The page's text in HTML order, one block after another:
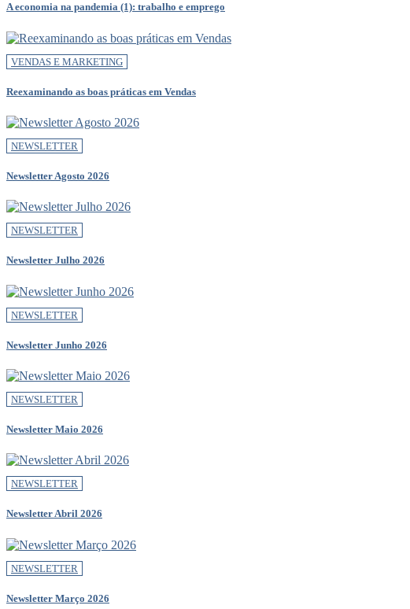
A economia na pandemia (1): trabalho e emprego
VENDAS E MARKETING
Reexaminando as boas práticas em Vendas
NEWSLETTER
Newsletter Agosto 2026
NEWSLETTER
Newsletter Julho 2026
NEWSLETTER
Newsletter Junho 2026
NEWSLETTER
Newsletter Maio 2026
NEWSLETTER
Newsletter Abril 2026
NEWSLETTER
Newsletter Março 2026